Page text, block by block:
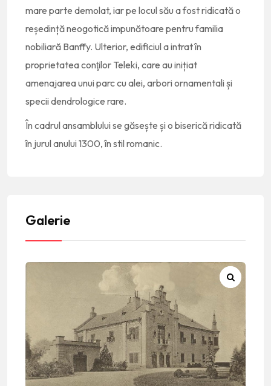
mare parte demolat, iar pe locul său a fost ridicată o
reședință neogotică impunătoare pentru familia
nobiliară Banffy. Ulterior, edificiul a intrat în
proprietatea conţilor Teleki, care au inițiat
amenajarea unui parc cu alei, arbori ornamentali și
specii dendrologice rare.
În cadrul ansamblului se găsește și o biserică ridicată
în jurul anului 1300, în stil romanic.
Galerie